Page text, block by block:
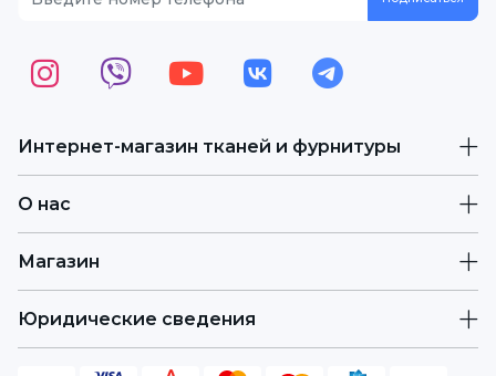
Интернет-магазин тканей и фурнитуры
О нас
Магазин
Юридические сведения